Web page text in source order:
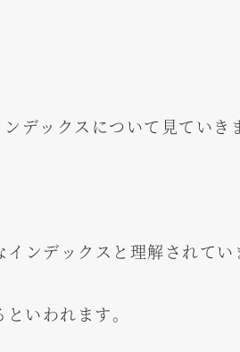
デックスについて見ていき
ンデックスと理解されてい
いわれます。